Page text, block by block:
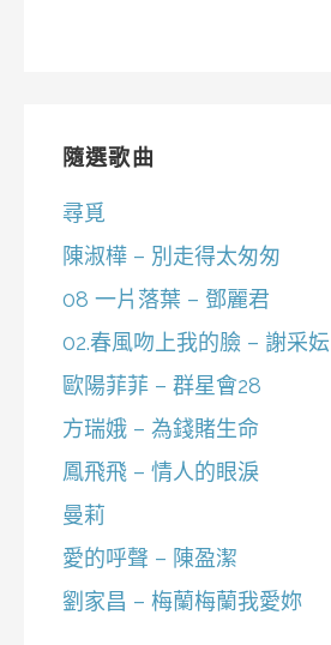
隨選歌曲
尋覓
陳淑樺 – 別走得太匆匆
08 一片落葉 – 鄧麗君
02.春風吻上我的臉 – 謝采妘
歐陽菲菲 – 群星會28
方瑞娥 – 為錢賭生命
鳳飛飛 – 情人的眼淚
曼莉
愛的呼聲 – 陳盈潔
劉家昌 – 梅蘭梅蘭我愛妳